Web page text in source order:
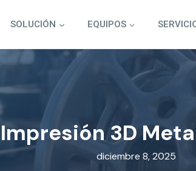
SOLUCIÓN EQUIPOS
3D
diciembre 8, 2025